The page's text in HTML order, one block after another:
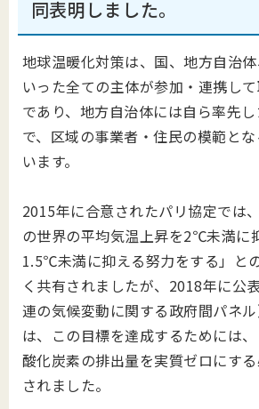
同表明しました。
地球温暖化対策は、国、地方自治
いった全ての主体が参加・連携し
であり、地方自治体には自ら率先
で、区域の事業者・住民の模範と
います。
2015年に合意されたパリ協定では
の世界の平均気温上昇を2℃未満に
1.5℃未満に抑える努力をする」と
く共有されましたが、2018年に公
連の気候変動に関する政府間パネ
は、この目標を達成するためには
酸化炭素の排出量を実質ゼロにす
されました。